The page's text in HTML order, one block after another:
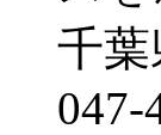
千
047-